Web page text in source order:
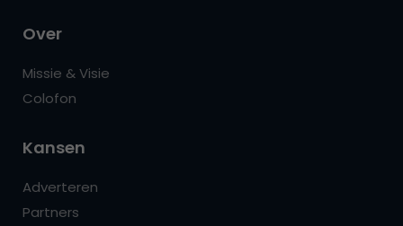
Over
Missie & Visie
Colofon
Kansen
Adverteren
Partners